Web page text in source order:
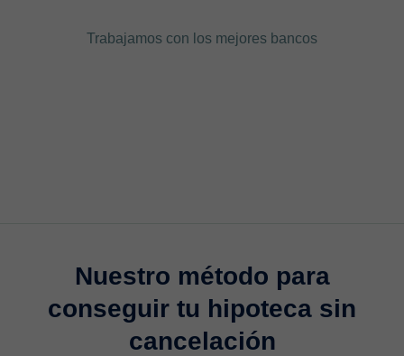
Trabajamos con los mejores bancos
Nuestro método para
conseguir tu hipoteca sin
cancelación